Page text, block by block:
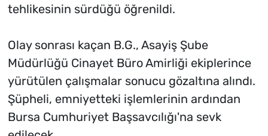
tehlikesinin sürdüğü öğrenildi.
Olay sonrası kaçan B.G., Asayiş Şube
Müdürlüğü Cinayet Büro Amirliği ekiplerince
yürütülen çalışmalar sonucu gözaltına alındı.
Şüpheli, emniyetteki işlemlerinin ardından
Bursa Cumhuriyet Başsavcılığı'na sevk